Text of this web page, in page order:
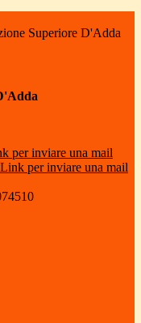
Superiore D'Adda
per inviare una mail
Link per inviare una mail